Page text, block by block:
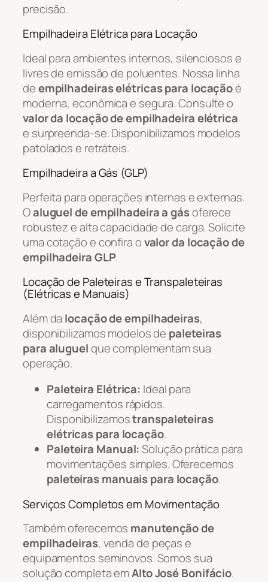
precisão.
Empilhadeira Elétrica para Locação
Ideal para ambientes internos, silenciosos e
livres de emissão de poluentes. Nossa linha
deempilhadeiras elétricas para locaçãoé
moderna, econômica e segura. Consulte o
valor da locação de empilhadeira elétrica
e surpreenda-se. Disponibilizamos modelos
patolados e retráteis.
Empilhadeira a Gás (GLP)
Perfeita para operações internas e externas.
Oaluguel de empilhadeira a gásoferece
robustez e alta capacidade de carga. Solicite
uma cotação e confira ovalor da locação de
empilhadeira GLP.
Locação de Paleteiras e Transpaleteiras
(Elétricas e Manuais)
Além da locação de empilhadeiras,
disponibilizamos modelos de paleteiras
para aluguelque complementam sua
operação.
Paleteira Elétrica: Ideal para
carregamentos rápidos.
Disponibilizamostranspaleteiras
elétricas para locação.
Paleteira Manual:Solução prática para
movimentações simples. Oferecemos
paleteiras manuais para locação.
Serviços Completos em Movimentação
Também oferecemos manutenção de
empilhadeiras, venda de peças e
equipamentos seminovos. Somos sua
solução completa emAlto José Bonifácio.